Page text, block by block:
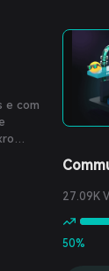
e com
27.09K
50%